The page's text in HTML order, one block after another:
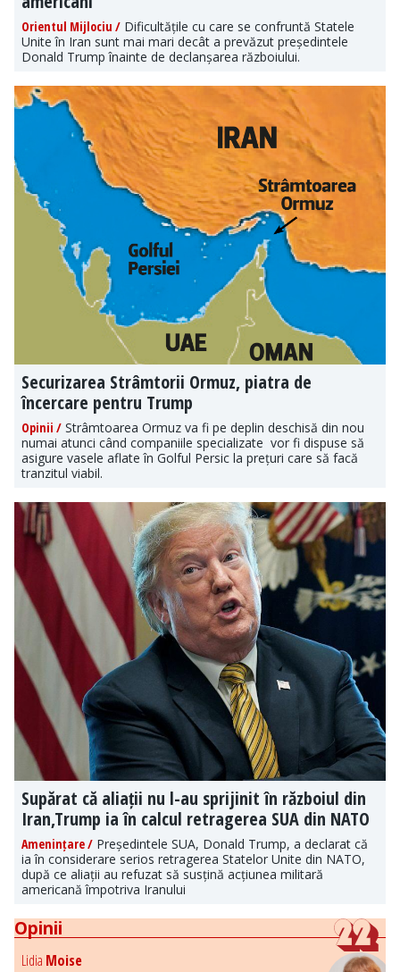
Orientul Mijlociu / Dificultățile cu care se confruntă Statele
Unite în Iran sunt mai mari decât a prevăzut președintele
Donald Trump înainte de declanșarea războiului.
Securizarea Strâmtorii Ormuz, piatra de
încercare pentru Trump
Opinii / Strâmtoarea Ormuz va fi pe deplin deschisă din nou
numai atunci când companiile specializate vor fi dispuse să
asigure vasele aflate în Golful Persic la prețuri care să facă
tranzitul viabil.
Supărat că aliații nu l-au sprijinit în războiul din
Iran,Trump ia în calcul retragerea SUA din NATO
Amenințare / Președintele SUA, Donald Trump, a declarat că
ia în considerare serios retragerea Statelor Unite din NATO,
după ce aliații au refuzat să susțină acțiunea militară
americană împotriva Iranului
Opinii
Lidia Moise